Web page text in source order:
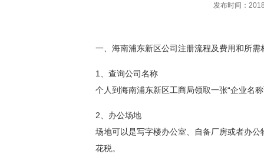
发布时间：
一、海南浦东新区公司注册流程及费用和所需
1、查询公司名称
个人到海南浦东新区工商局领取一张“企业名
2、办公场地
场地可以是写字楼办公室、自备厂房或者办
花税。